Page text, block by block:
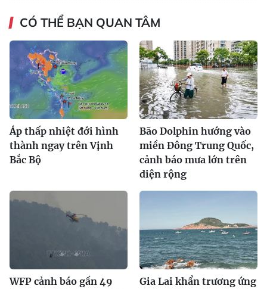
CÓ THỂ BẠN QUAN TÂM
Áp thấp nhiệt đới hình
thành ngay trên Vịnh
Bắc Bộ
Bão Dolphin hướng vào
miền Đông Trung Quốc,
cảnh báo mưa lớn trên
diện rộng
WFP cảnh báo gần 49
Gia Lai khẩn trương ứng